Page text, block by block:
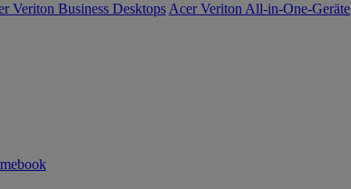
Veriton Business Desktops Acer Veriton All-in-One-Geräte